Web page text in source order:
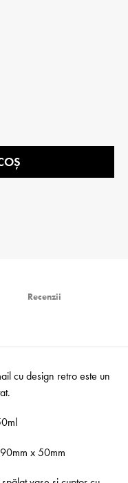
Recenzii
cu design retro este un
x 50mm